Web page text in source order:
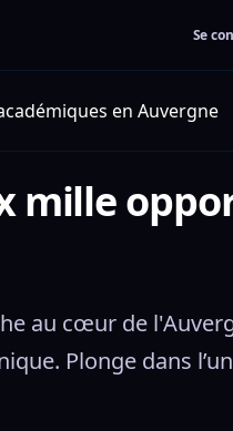
Se
en Auvergne
mille
au cœur de
Plonge dans